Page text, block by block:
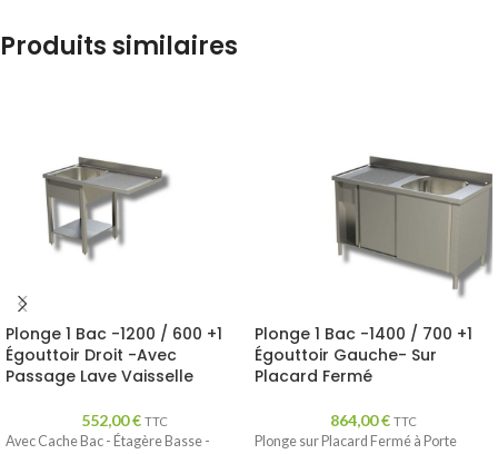
Produits similaires
Plonge 1 Bac -1200 / 600 +1
Égouttoir Droit -Avec
Passage Lave Vaisselle
552,00€ TTC
Avec Cache Bac - Étagère Basse -
Plonge 1 Bac -1400 / 700 +1
Égouttoir Gauche- Sur
Placard Fermé
864,00€ TTC
Plonge sur Placard Fermé à Porte